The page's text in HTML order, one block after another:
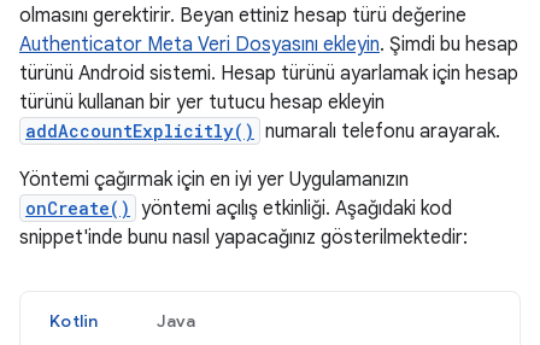
olmasını gerektirir. Beyan ettiniz hesap türü değerine
Authenticator Meta Veri Dosyasını ekleyin. Şimdi bu hesap
türünü Android sistemi. Hesap türünü ayarlamak için hesap
türünü kullanan bir yer tutucu hesap ekleyin
addAccountExplicitly() numaralı telefonu arayarak.
Yöntemi çağırmak için en iyi yer Uygulamanızın
onCreate() yöntemi açılış etkinliği. Aşağıdaki kod
snippet'inde bunu nasıl yapacağınız gösterilmektedir:
Kotlin Java